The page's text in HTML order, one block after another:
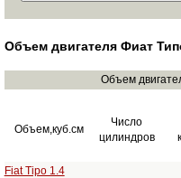
Объем двигателя Фиат
Объем
Объем,куб.см
Число
цилиндров
Fiat Tipo 1.4